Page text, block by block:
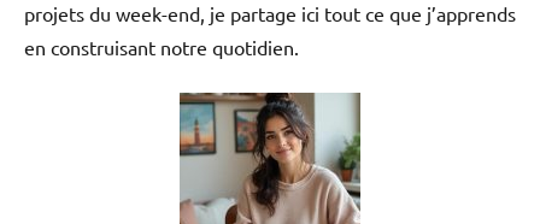
projets du week-end, je partage ici tout ce que j’apprends
en construisant notre quotidien.